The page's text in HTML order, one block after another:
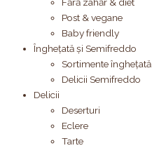
Fără zahăr & diet
Post & vegane
Baby friendly
Înghețată și Semifreddo
Sortimente înghețată
Delicii Semifreddo
Delicii
Deserturi
Eclere
Tarte